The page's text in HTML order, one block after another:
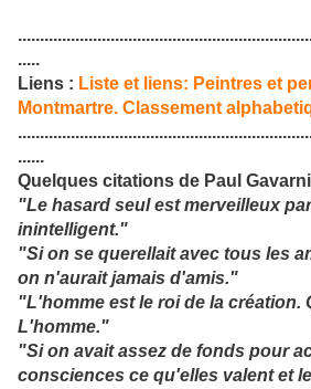
.....
Liens : Liste et liens: Peintres et
Montmartre. Classement
......
Quelques citations de Paul
"Le hasard seul est merveilleux
inintelligent."
"Si on se querellait avec tous les
on n'aurait jamais d'amis."
"L'homme est le roi de la création.
L'homme."
"Si on avait assez de fonds pour
consciences ce qu'elles valent et